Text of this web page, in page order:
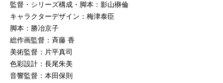
監督・シリーズ構成・脚本：影山楙倫
キャラクターデザイン：梅津泰臣
脚本：勝冶京子
総作画監督：斉藤 香
美術監督：片平真司
色彩設計：長尾朱美
音響監督：本田保則